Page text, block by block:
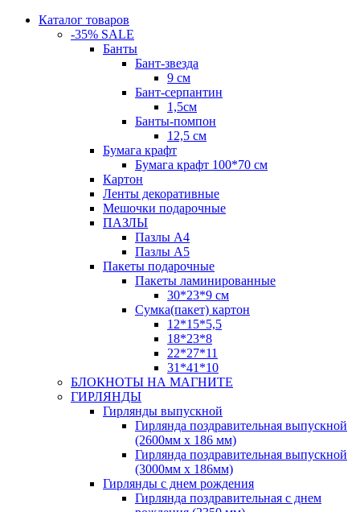
Каталог товаров
-35% SALE
Банты
Бант-звезда
9 см
Бант-серпантин
1,5см
Банты-помпон
12,5 см
Бумага крафт
Бумага крафт 100*70 см
Картон
Ленты декоративные
Мешочки подарочные
ПАЗЛЫ
Пазлы А4
Пазлы А5
Пакеты подарочные
Пакеты ламинированные
30*23*9 см
Сумка(пакет) картон
12*15*5,5
18*23*8
22*27*11
31*41*10
БЛОКНОТЫ НА МАГНИТЕ
ГИРЛЯНДЫ
Гирлянды выпускной
Гирлянда поздравительная выпускной
(2600мм х 186 мм)
Гирлянда поздравительная выпускной
(3000мм х 186мм)
Гирлянды с днем рождения
Гирлянда поздравительная с днем